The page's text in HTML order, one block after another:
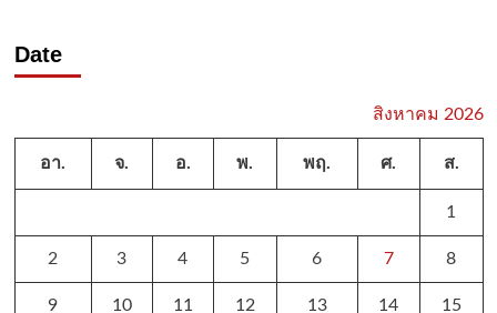
Date
สิงหาคม 2026
อา. จ. อ. พ. พฤ. ศ. ส.
1
2 3 4 5 6 7 8
9 10 11 12 13 14 15